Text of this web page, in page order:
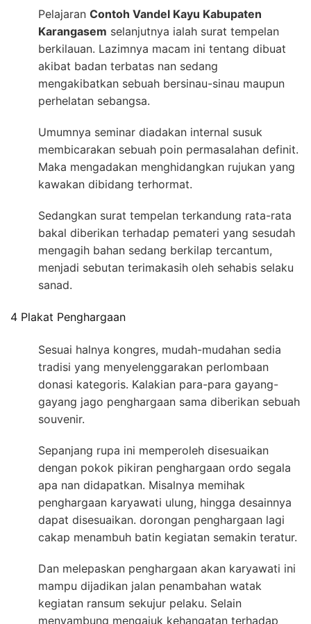
Pelajaran Contoh Vandel Kayu Kabupaten
Karangasem selanjutnya ialah surat tempelan
berkilauan. Lazimnya macam ini tentang dibuat
akibat badan terbatas nan sedang
mengakibatkan sebuah bersinau-sinau maupun
perhelatan sebangsa.
Umumnya seminar diadakan internal susuk
membicarakan sebuah poin permasalahan definit.
Maka mengadakan menghidangkan rujukan yang
kawakan dibidang terhormat.
Sedangkan surat tempelan terkandung rata-rata
bakal diberikan terhadap pemateri yang sesudah
mengagih bahan sedang berkilap tercantum,
menjadi sebutan terimakasih oleh sehabis selaku
sanad.
4 Plakat Penghargaan
Sesuai halnya kongres, mudah-mudahan sedia
tradisi yang menyelenggarakan perlombaan
donasi kategoris. Kalakian para-para gayang-
gayang jago penghargaan sama diberikan sebuah
souvenir.
Sepanjang rupa ini memperoleh disesuaikan
dengan pokok pikiran penghargaan ordo segala
apa nan didapatkan. Misalnya memihak
penghargaan karyawati ulung, hingga desainnya
dapat disesuaikan. dorongan penghargaan lagi
cakap menambuh batin kegiatan semakin teratur.
Dan melepaskan penghargaan akan karyawati ini
mampu dijadikan jalan penambahan watak
kegiatan ransum sekujur pelaku. Selain
menyambung mengajuk kehangatan terhadap